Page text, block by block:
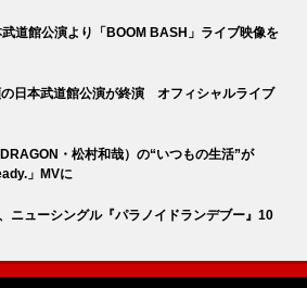
道館公演より「BOOM BASH」ライブ映像を
の日本武道館公演が終演 オフィシャルライブ
・松村和哉）の“いつもの生活”が
」MVに
ニューシングル『パラノイドランデブー』10